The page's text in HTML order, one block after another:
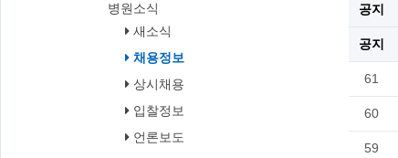
공지
공지
61
60
59
병원소식
새소식
채용정보
상시채용
입찰정보
언론보도